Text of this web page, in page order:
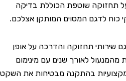
שוטפת הכוללת בדיקה
לדגם המסוים המותקן אצלכם.
תחזוקה והדרכה על אופן
לאורך שנים עם מינימום
בהתקנה מבטיחות את השקט